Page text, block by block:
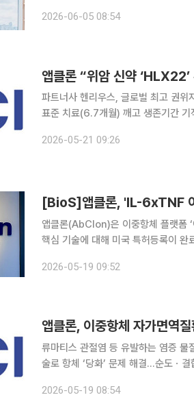
사 헨리우스는 최근 공식 채널을 통해
2026-06-05 08:54
파트너사 헨리우스, 글로벌 최고 권
표준 치료(6.7개월) 깨고 생존기간
표준 치료법을 압도하는 장기 생존 데
2026-05-21 09:26
[BioS]앱클론, 'IL-6xTNF
앱클론(AbClon)은 이중항체 플랫폼
핵심 기술에 대해 미국 특허등록이 완
제조방법’이다. 항체 의약품 생산 과정
2026-05-19 09:52
앱클론, 이중항체 자가면역
류마티스 관절염 등 유발하는 염증
술로 항체 ‘당화’ 문제 해결…순도ㆍ결합력 극대화 앱클론이 차세대 자가
중항체 플랫폼 ‘어피맵(AffiMab)’을
2026-05-19 08:54